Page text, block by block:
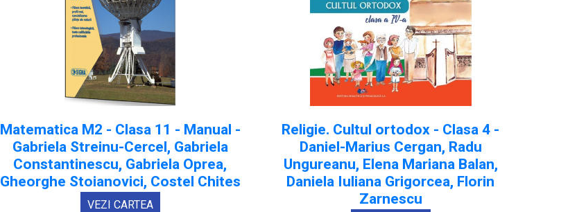
Matematica M2 - Clasa 11 - Manual -
Gabriela Streinu-Cercel, Gabriela
Constantinescu, Gabriela Oprea,
Gheorghe Stoianovici, Costel Chites
VEZI CARTEA
Religie. Cultul ortodox - Clasa 4 -
Daniel-Marius Cergan, Radu
Ungureanu, Elena Mariana Balan,
Daniela Iuliana Grigorcea, Florin
Zarnescu